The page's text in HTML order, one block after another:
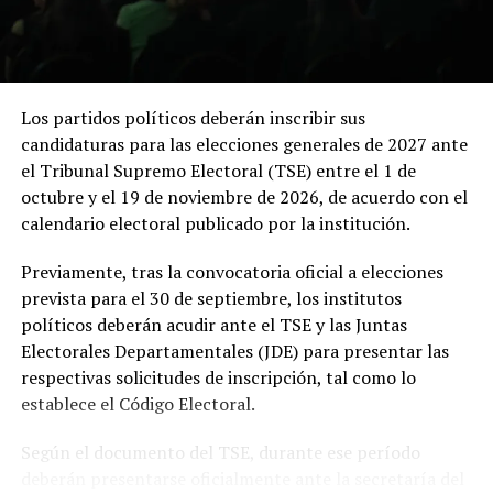
realizarse fuera de Bogotá en la historia reciente del
Comparte esto:
Sobre el desarrollo, Ulloa se refirió a las perspectivas
positivas que se abren gracias a la reducción de la
consolidar estos logros y proyectar al país como un
destino atractivo para la inversión y el turismo.
El vicepresidente enfatizó que la preparación ante
escenarios migratorios forma parte de una visión
cualquier situación”, sostuvo, al tiempo que reiteró el
optimismo oficial sobre la continuidad del TPS.
La entrevista permitió conocer de primera mano la
posición del gobierno sobre temas que impactan
directamente a la diáspora y a la población local. Ulloa
Los partidos políticos deberán inscribir sus
candidaturas para las elecciones generales de 2027 ante
el Tribunal Supremo Electoral (TSE) entre el 1 de
octubre y el 19 de noviembre de 2026, de acuerdo con el
calendario electoral publicado por la institución.
Previamente, tras la convocatoria oficial a elecciones
prevista para el 30 de septiembre, los institutos
políticos deberán acudir ante el TSE y las Juntas
Electorales Departamentales (JDE) para presentar las
respectivas solicitudes de inscripción, tal como lo
establece el Código Electoral.
Según el documento del TSE, durante ese período